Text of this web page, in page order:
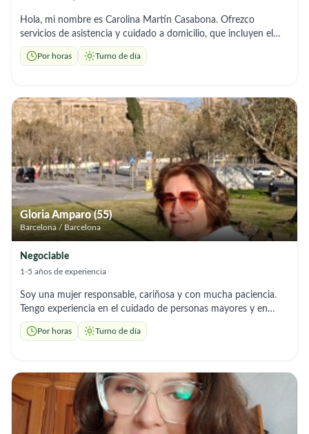
Hola, mi nombre es Carolina Martín Casabona. Ofrezco
servicios de asistencia y cuidado a domicilio, que incluyen el
aseo personal, acompañamiento, la preparación de comidas y
las tareas del hogar. Me considero una persona responsable,
brindarles el apoyo y la tranquilidad que necesitan en su día a
día.
Por horas Turno de día
Gloria Amparo (55)
Barcelona / Barcelona
Negociable
1-5 años de experiencia
Soy una mujer responsable, cariñosa y con mucha paciencia.
Tengo experiencia en el cuidado de personas mayores y en
tareas del hogar. Me considero una persona de confianza,
trabajadora y comprometida. Me gusta ayudar a los demás y
necesidades de cada familia.
Por horas Turno de día